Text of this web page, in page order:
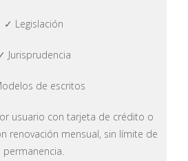
✓ Legislación
Jurisprudencia
de escritos
usuario con tarjeta de crédito o
renovación mensual, sin límite de
permanencia.